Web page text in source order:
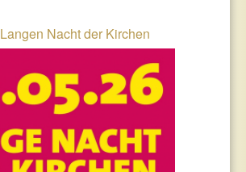
Nacht der Kirchen